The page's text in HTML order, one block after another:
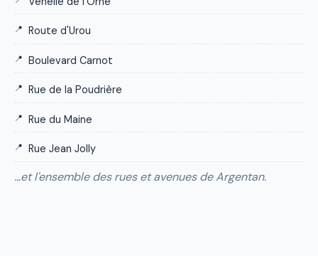
Route d'Urou
Boulevard Carnot
Rue de la Poudrière
Rue du Maine
Rue Jean Jolly
…et l'ensemble des rues et avenues de Argentan.